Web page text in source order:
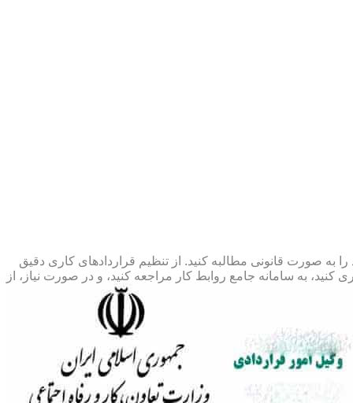
به صورت قانونی مطالبه کنید. از تنظیم قراردادهای کاری دقیق
به سامانه جامع روابط کار مراجعه کنید، و در صورت نیاز، از